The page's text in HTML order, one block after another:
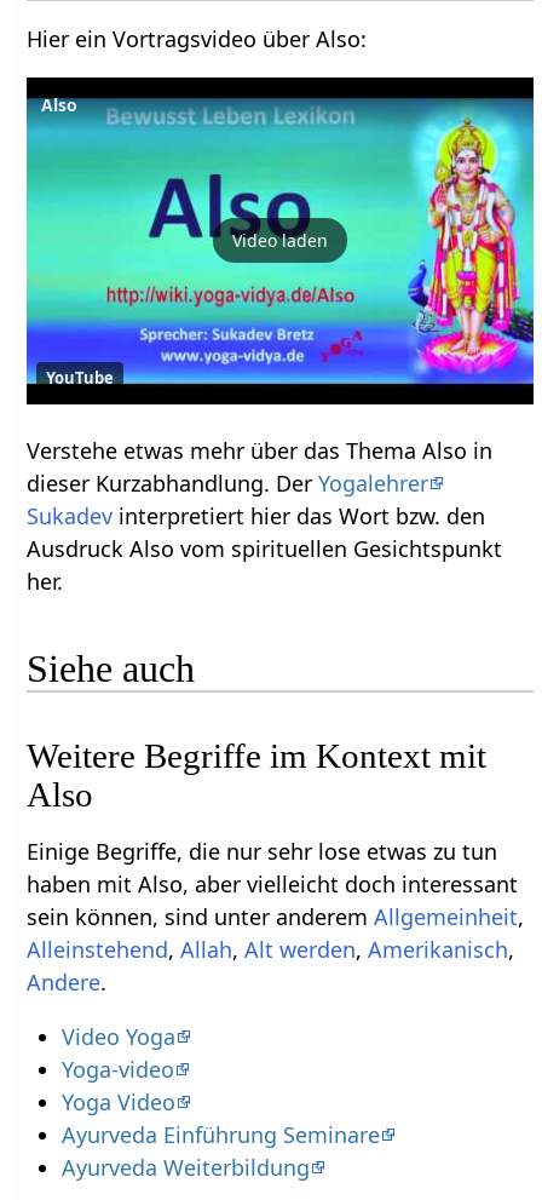
Hier ein Vortragsvideo über Also‏‎:
Also
Video laden
YouTube
Verstehe etwas mehr über das Thema Also‏‎ in
dieser Kurzabhandlung. DerYogalehrer
Sukadev interpretiert hier das Wort bzw. den
Ausdruck Also‏‎ vom spirituellen Gesichtspunkt
her.
Siehe auch
Weitere Begriffe im Kontext mit
Einige Begriffe, die nur sehr lose etwas zu tun
haben mit Also‏‎, aber vielleicht doch interessant
sein können, sind unter anderem
,
, , ,
,
.
Video Yoga
Yoga-video
Yoga Video
Ayurveda Einführung Seminare
Ayurveda Weiterbildung